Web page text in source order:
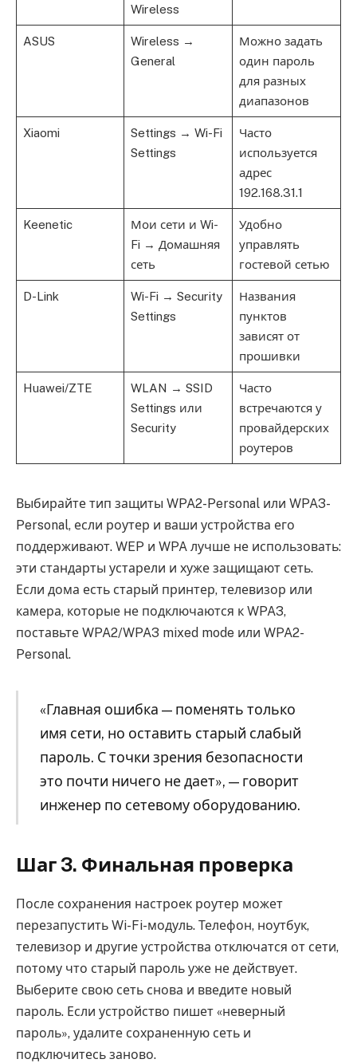
Wireless
ASUS
Wireless →
General
Можно задать
один пароль
для разных
диапазонов
Xiaomi
Settings → Wi-Fi
Settings
Часто
используется
адрес
192.168.31.1
Keenetic
Мои сети и Wi-
Fi → Домашняя
сеть
Удобно
управлять
гостевой сетью
D-Link
Wi-Fi → Security
Settings
Названия
пунктов
зависят от
прошивки
Huawei/ZTE
WLAN → SSID
Settings или
Security
Часто
встречаются у
провайдерских
роутеров
Выбирайте тип защиты WPA2-Personal или WPA3-
Personal, если роутер и ваши устройства его
поддерживают. WEP и WPA лучше не использовать:
эти стандарты устарели и хуже защищают сеть.
Если дома есть старый принтер, телевизор или
камера, которые не подключаются к WPA3,
поставьте WPA2/WPA3 mixed mode или WPA2-
Personal.
«Главная ошибка — поменять только
имя сети, но оставить старый слабый
пароль. С точки зрения безопасности
это почти ничего не дает», — говорит
инженер по сетевому оборудованию.
Шаг 3. Финальная проверка
После сохранения настроек роутер может
перезапустить Wi-Fi-модуль. Телефон, ноутбук,
телевизор и другие устройства отключатся от сети,
потому что старый пароль уже не действует.
Выберите свою сеть снова и введите новый
пароль. Если устройство пишет «неверный
пароль», удалите сохраненную сеть и
подключитесь заново.